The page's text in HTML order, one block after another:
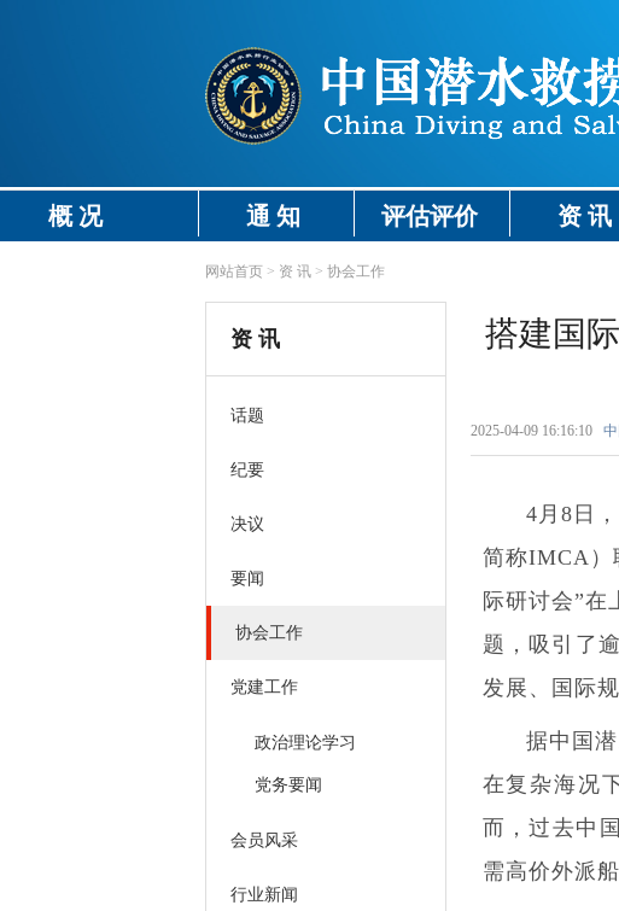
概 况 通 知 评估评价 资 讯
网站首页> 资 讯> 协会工作
资 讯
话题
纪要
决议
要闻
协会工作
党建工作
政治理论学习
党务要闻
会员风采
行业新闻
搭建国
2025-04-09 16:16:10
4月8日
简称IMCA）
际研讨会”
题，吸引了
发展、国际
据中国
在复杂海况
而，过去中
需高价外派